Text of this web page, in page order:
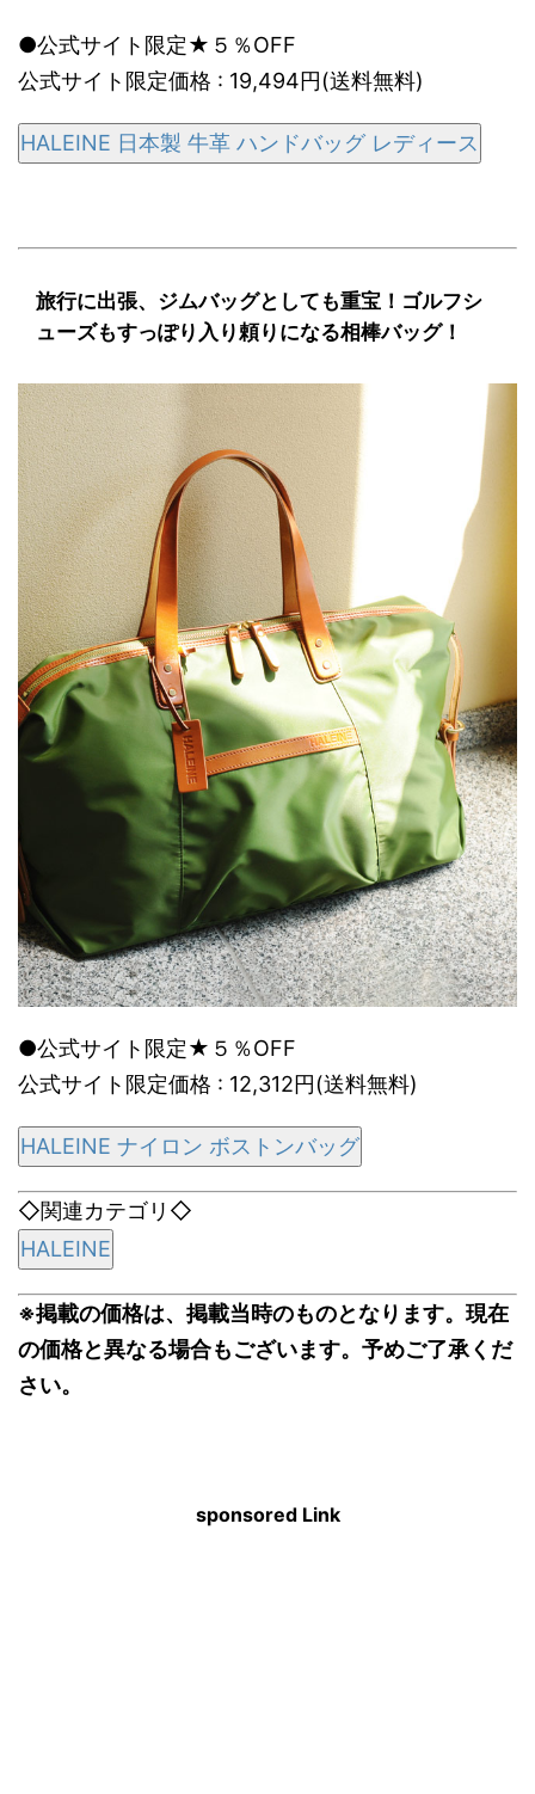
●公式サイト限定★５％OFF
公式サイト限定価格 : 19,494円(送料無料)
HALEINE 日本製 牛革 ハンドバッグ レディース
旅行に出張、ジムバッグとしても重宝！ゴルフシ
ューズもすっぽり入り頼りになる相棒バッグ！
●公式サイト限定★５％OFF
公式サイト限定価格 : 12,312円(送料無料)
HALEINE ナイロン ボストンバッグ
◇関連カテゴリ◇
HALEINE
※掲載の価格は、掲載当時のものとなります。現在
の価格と異なる場合もございます。予めご了承くだ
さい。
sponsored Link